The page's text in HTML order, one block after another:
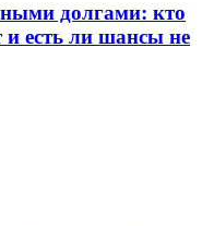
долгами: кто
и есть ли шансы не